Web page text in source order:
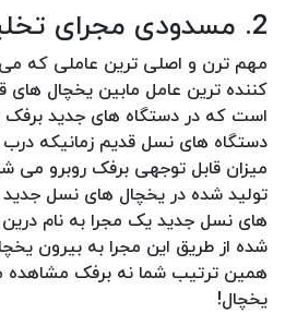
2. مسدودی مجرای تخلیه آب یخچال
مهم ترن و اصلی ترین عاملی که می
کننده ترین عامل مابین یخچال های
است که در دستگاه های جدید برفک
دستگاه های نسل قدیم زمانیکه درب
میزان قابل توجهی برفک روبرو می
تولید شده در یخچال های نسل
های نسل جدید یک مجرا به نام
شده از طریق این مجرا به بیرون
همین ترتیب شما نه برفک
یخچال!